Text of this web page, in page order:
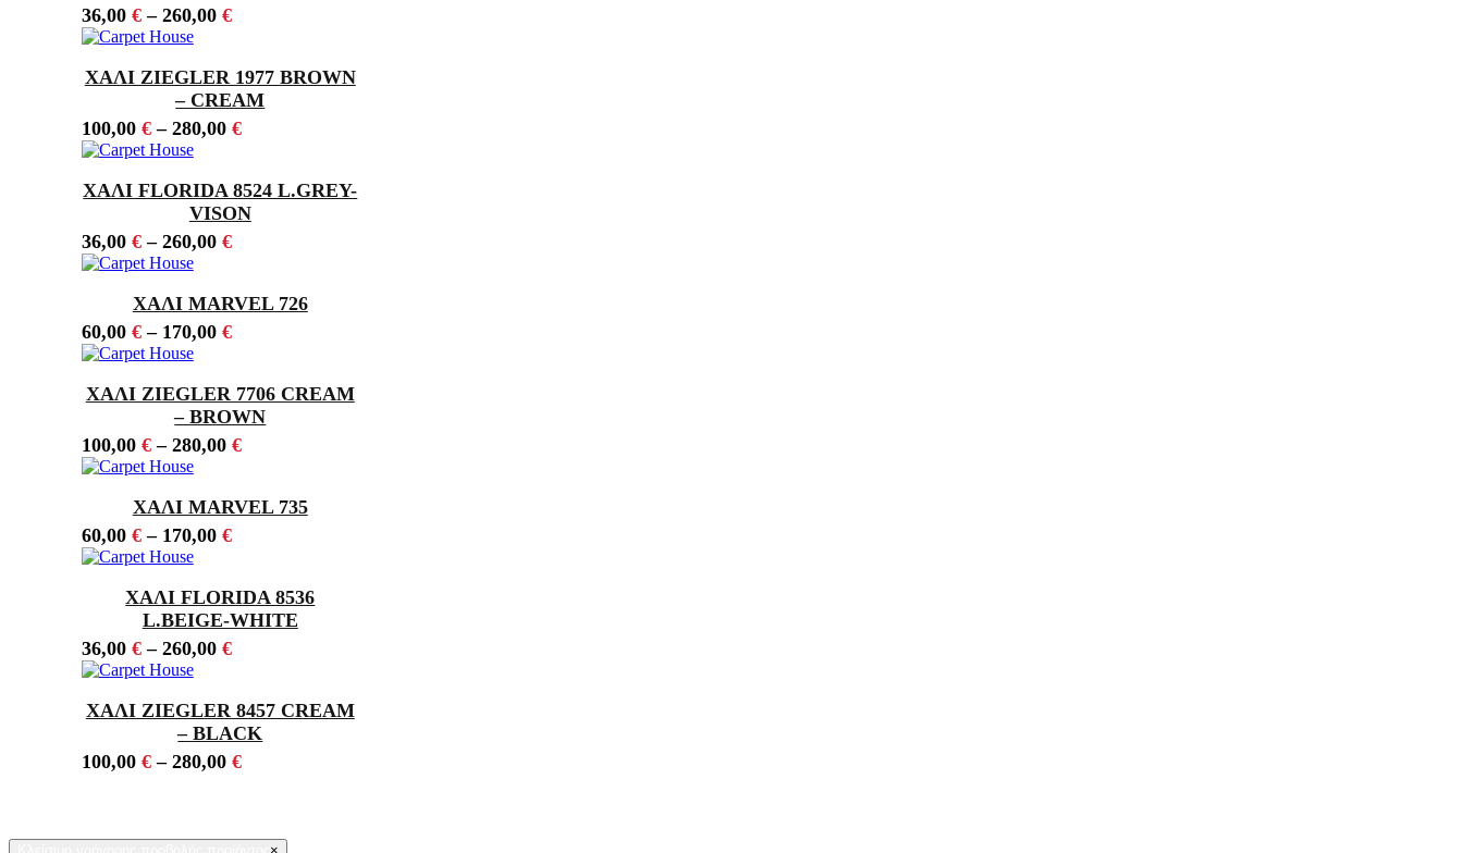
36,00 €– 260,00 €
ΧΑΛΙ ZIEGLER 1977 BROWN
– CREAM
100,00 €– 280,00 €
ΧΑΛΙ FLORIDA 8524 L.GREY-
VISON
36,00 €– 260,00 €
ΧΑΛΙ MARVEL 726
60,00 €– 170,00 €
ΧΑΛΙ ZIEGLER 7706 CREAM
– BROWN
100,00 €– 280,00 €
ΧΑΛΙ MARVEL 735
60,00 €– 170,00 €
ΧΑΛΙ FLORIDA 8536
L.BEIGE-WHITE
36,00 €– 260,00 €
ΧΑΛΙ ZIEGLER 8457 CREAM
– BLACK
100,00 €– 280,00 €